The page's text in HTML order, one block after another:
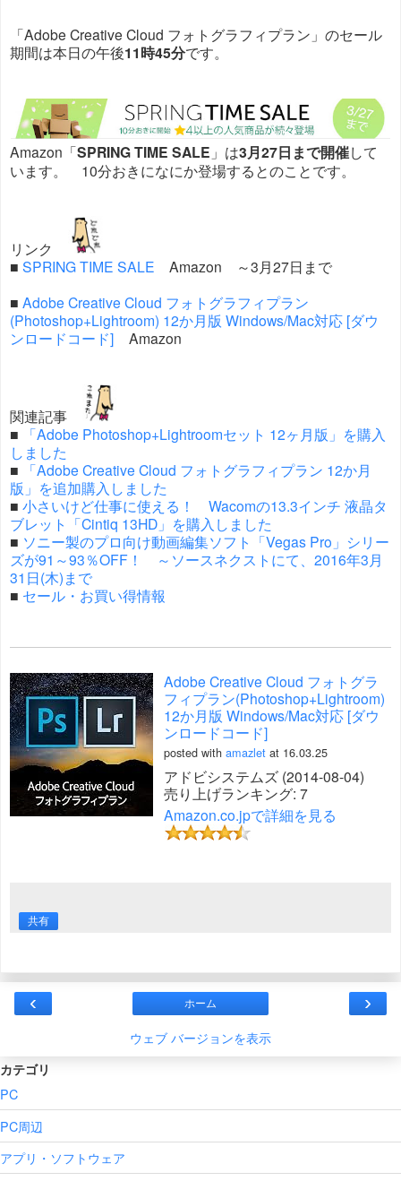
「Adobe Creative Cloud フォトグラフィプラン」のセール
期間は本日の午後11時45分です。
Amazon「SPRING TIME SALE 」は3月27日まで開催して
います。 10分おきになにか登場するとのことです。
リンク
■ SPRING TIME SALE Amazon ～3月27日まで
■ Adobe Creative Cloud フォトグラフィプラン
(Photoshop+Lightroom) 12か月版 Windows/Mac対応 [ダウ
ンロードコード] Amazon
関連記事
■
「Adobe Photoshop+Lightroomセット 12ヶ月版」を購入
しました
■
「Adobe Creative Cloud フォトグラフィプラン 12か月
版」を追加購入しました
■ 小さいけど仕事に使える！ Wacomの13.3インチ 液晶タ
ブレット「Cintiq 13HD」を購入しました
■ ソニー製のプロ向け動画編集ソフト「Vegas Pro」シリー
ズが91～93％OFF！ ～ソースネクストにて、2016年3月
31日(木)まで
■ セール・お買い得情報
Adobe Creative Cloud フォトグラ
フィプラン(Photoshop+Lightroom)
12か月版 Windows/Mac対応 [ダウ
ンロードコード]
posted with amazlet at 16.03.25
アドビシステムズ (2014-08-04)
売り上げランキング: 7
Amazon.co.jpで詳細を見る
共有
‹ ›
ホーム
ウェブ バージョンを表示
カテゴリ
PC
PC周辺
アプリ・ソフトウェア